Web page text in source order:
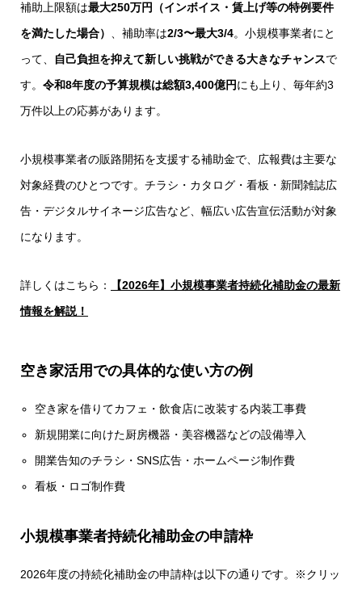
補助上限額は最大250万円（インボイス・賃上げ等の特例要件
を満たした場合）
、補助率は2/3〜最大3/4。小規模事業者にと
って、
自己負担を抑えて新しい挑戦ができる大きなチャンスで
す。 令和8年度の予算規模は総額3,400億円にも上り、毎年約3
万件以上の応募があります。
小規模事業者の販路開拓を支援する補助金で、広報費は主要な
対象経費のひとつです。チラシ・カタログ・看板・新聞雑誌広
告・デジタルサイネージ広告など、幅広い広告宣伝活動が対象
になります。
詳しくはこちら：
【2026年】小規模事業者持続化補助金の最新
情報を解説！
空き家活用での具体的な使い方の例
空き家を借りてカフェ・飲食店に改装する内装工事費
新規開業に向けた厨房機器・美容機器などの設備導入
開業告知のチラシ・SNS広告・ホームページ制作費
看板・ロゴ制作費
小規模事業者持続化補助金の申請枠
2026年度の持続化補助金の申請枠は以下の通りです。※クリッ